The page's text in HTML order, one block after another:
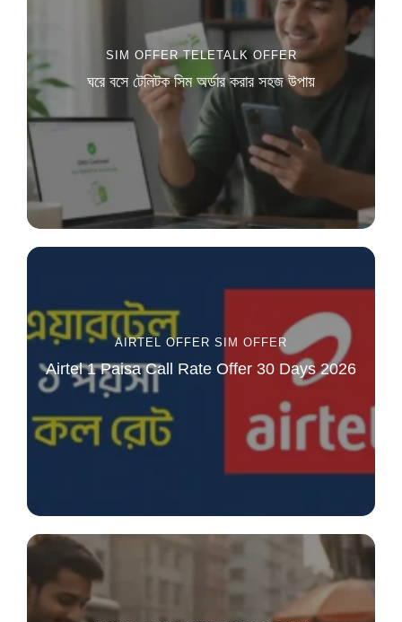
SIM OFFER TELETALK OFFER
ঘরে বসে টেলিটক সিম অর্ডার করার সহজ উপায়
AIRTEL OFFER SIM OFFER
Airtel 1 Paisa Call Rate Offer 30 Days 2026